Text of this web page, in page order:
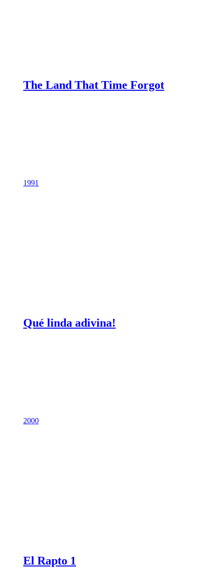
The Land That Time Forgot
1991
Qué linda adivina!
2000
El Rapto 1